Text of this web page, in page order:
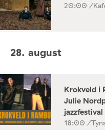
20:00 /
28. august
Krokveld i
Julie
jazzfestival
18:00 /